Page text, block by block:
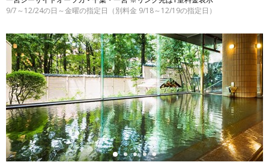
9/7～12/24の日～金曜の指定日（別料金 9/18～12/19の指定日）
←